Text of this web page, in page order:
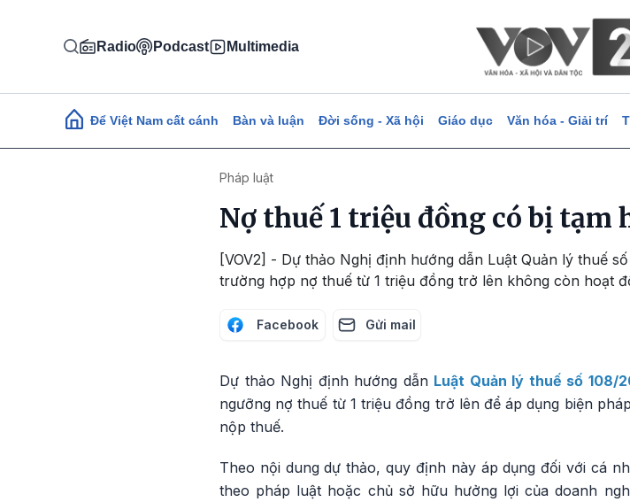
Radio Podcast Multimedia
Main navigation
Để Việt Nam cất cánh Bàn và luận Đời sống - Xã hội Giáo dục Văn hóa - Giải trí
Pháp luật
Nợ thuế 1 triệu đồng có bị tạm
[VOV2] - Dự thảo Nghị định hướng dẫn Luật Quản lý thuế
trường hợp nợ thuế từ 1 triệu đồng trở lên không còn hoạt
Facebook Gửi mail
Dự thảo Nghị định hướng dẫn Luật Quản lý thuế số 108/
ngưỡng nợ thuế từ 1 triệu đồng trở lên để áp dụng biện
nộp thuế.
Theo nội dung dự thảo, quy định này áp dụng đối với cá
theo pháp luật hoặc chủ sở hữu hưởng lợi của doanh